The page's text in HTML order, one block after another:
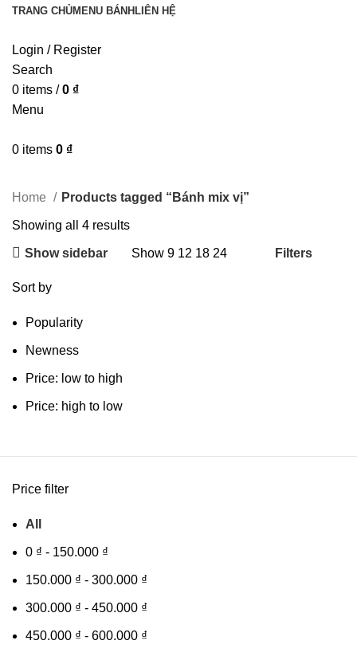
TRANG CHỦMENU BÁNH LIÊN HỆ
Login / Register
Search
0 items / 0 ₫
Menu
0 items 0 ₫
Home Products tagged “Bánh mix vị”
Showing all 4 results
Show sidebar Show9 12 18 24 Filters
Sort by
Popularity
Newness
Price: low to high
Price: high to low
Price filter
All
0 ₫ - 150.000 ₫
150.000 ₫ - 300.000 ₫
300.000 ₫ - 450.000 ₫
450.000 ₫ - 600.000 ₫